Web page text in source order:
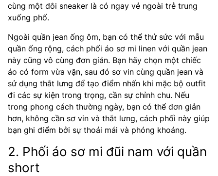
cùng một đôi sneaker là có ngay vẻ ngoài trẻ trung
xuống phố.
Ngoài quần jean ống ôm, bạn có thể thử sức với mẫu
quần ống rộng, cách phối áo sơ mi linen với quần jean
này cũng vô cùng đơn giản. Bạn hãy chọn một chiếc
áo có form vừa vặn, sau đó sơ vin cùng quần jean và
sử dụng thắt lưng để tạo điểm nhấn khi mặc bộ outfit
đi các sự kiện trong trọng, cần sự chỉnh chu. Nếu
trong phong cách thường ngày, bạn có thể đơn giản
hơn, không cần sơ vin và thắt lưng, cách phối này giúp
bạn ghi điểm bởi sự thoải mái và phóng khoáng.
2. Phối áo sơ mi đũi nam với quần
short